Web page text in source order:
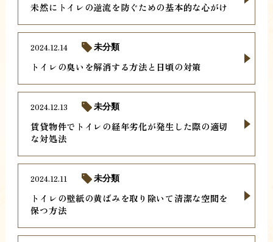
未然にトイレの逆流を防ぐための基本的な心がけ
トイレの臭いを解消する方法と日頃の対策
2024.12.14 未分類
賃貸物件でトイレの経年劣化が発生した際の適切
な対処法
2024.12.13 未分類
トイレの壁紙の黄ばみを取り除いて清潔な空間を
保つ方法
2024.12.11 未分類